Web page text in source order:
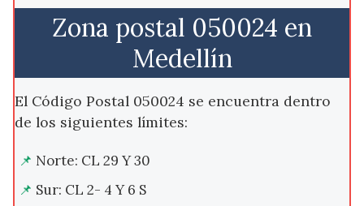
Zona postal 050024 en
Medellín
El Código Postal 050024 se encuentra dentro
de los siguientes límites:
Norte: CL 29 Y 30
Sur: CL 2- 4 Y 6 S